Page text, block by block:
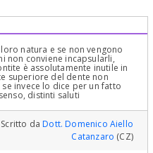
natura e se non vengono
non conviene incapsularli,
è assolutamente inutile in
superiore del dente non
invece lo dice per un fatto
distinti saluti
Scritto daDott. Domenico Aiello
Catanzaro (CZ)